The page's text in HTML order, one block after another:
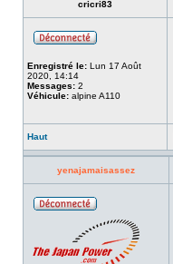
cricri83
Enregistré le: Lun 17 Août
2020, 14:14
Messages: 2
Véhicule: alpine A110
Haut
yenajamaisassez